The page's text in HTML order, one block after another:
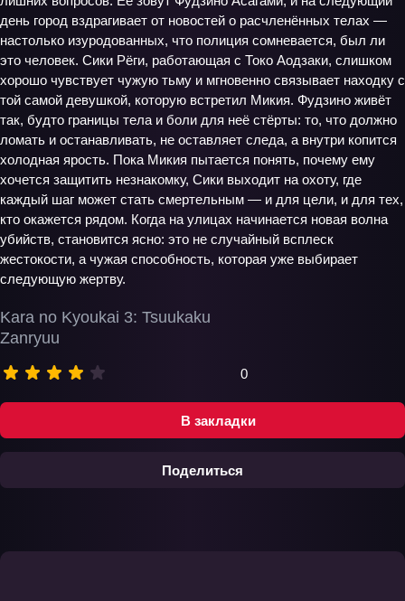
В закладки
Поделиться
Kara no Kyoukai 3: Tsuukaku
Zanryuu
0
день город вздрагивает от новостей о расчленённых телах —
настолько изуродованных, что полиция сомневается, был ли
это человек. Сики Рёги, работающая с Токо Аодзаки, слишком
хорошо чувствует чужую тьму и мгновенно связывает находку с
той самой девушкой, которую встретил Микия. Фудзино живёт
так, будто границы тела и боли для неё стёрты: то, что должно
ломать и останавливать, не оставляет следа, а внутри копится
холодная ярость. Пока Микия пытается понять, почему ему
хочется защитить незнакомку, Сики выходит на охоту, где
каждый шаг может стать смертельным — и для цели, и для тех,
кто окажется рядом. Когда на улицах начинается новая волна
убийств, становится ясно: это не случайный всплеск
жестокости, а чужая способность, которая уже выбирает
следующую жертву.